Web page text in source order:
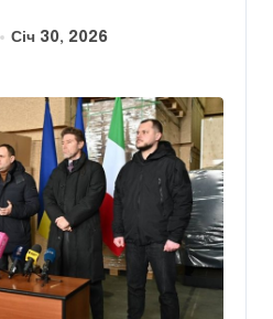
Січ 30, 2026